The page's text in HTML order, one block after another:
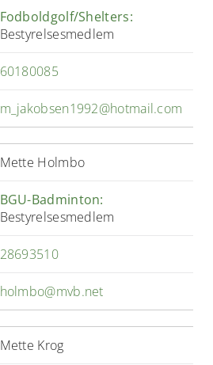
Fodboldgolf/Shelters:
Bestyrelsesmedlem
60180085
m_jakobsen1992@hotmail.com
Mette Holmbo
BGU-Badminton:
Bestyrelsesmedlem
28693510
holmbo@mvb.net
Mette Krog